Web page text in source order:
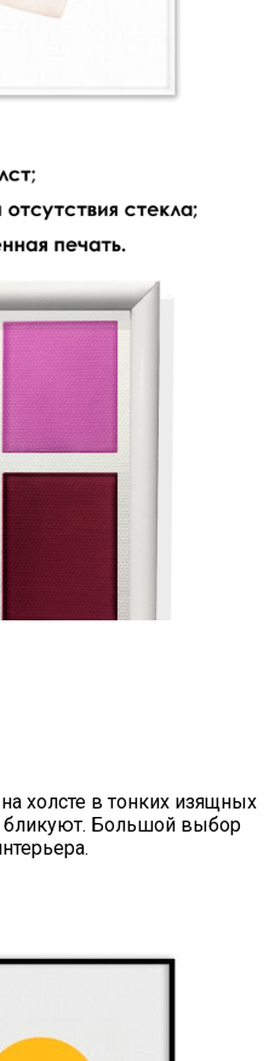
холсте в тонких изящных
бликуют. Большой выбор